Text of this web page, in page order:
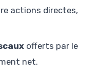
actions directes,
offerts par le
net.